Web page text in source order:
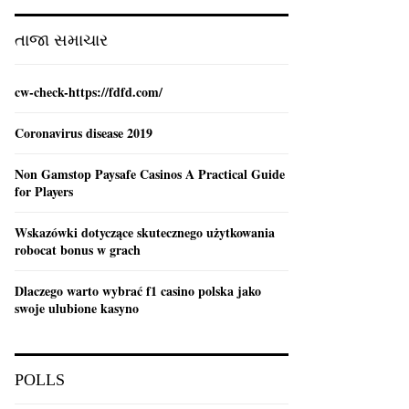
:
તાજા સમાચાર
cw-check-https://fdfd.com/
Coronavirus disease 2019
Non Gamstop Paysafe Casinos A Practical Guide
for Players
Wskazówki dotyczące skutecznego użytkowania
robocat bonus w grach
Dlaczego warto wybrać f1 casino polska jako
swoje ulubione kasyno
POLLS